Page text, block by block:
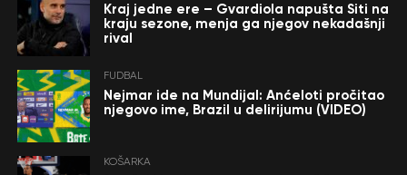
Kraj jedne ere – Gvardiola napušta Siti na
kraju sezone, menja ga njegov nekadašnji
rival
FUDBAL
Nejmar ide na Mundijal: Anćeloti pročitao
njegovo ime, Brazil u delirijumu (VIDEO)
KOŠARKA